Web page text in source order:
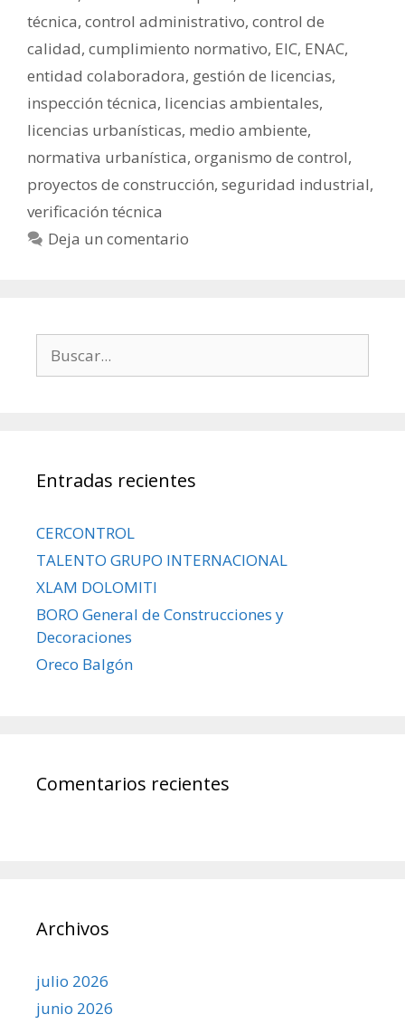
técnica, control administrativo, control de
calidad, cumplimiento normativo, EIC, ENAC,
entidad colaboradora, gestión de licencias,
inspección técnica, licencias ambientales,
licencias urbanísticas, medio ambiente,
normativa urbanística, organismo de control,
proyectos de construcción, seguridad industrial,
verificación técnica
Deja un comentario
Entradas recientes
CERCONTROL
TALENTO GRUPO INTERNACIONAL
XLAM DOLOMITI
BORO General de Construcciones y
Decoraciones
Oreco Balgón
Comentarios recientes
Archivos
julio 2026
junio 2026